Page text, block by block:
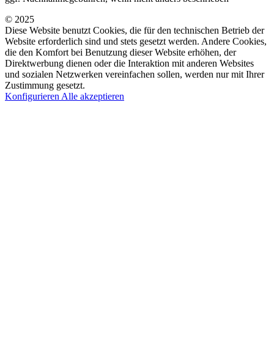
© 2025
Diese Website benutzt Cookies, die für den technischen Betrieb der
Website erforderlich sind und stets gesetzt werden. Andere Cookies,
die den Komfort bei Benutzung dieser Website erhöhen, der
Direktwerbung dienen oder die Interaktion mit anderen Websites
und sozialen Netzwerken vereinfachen sollen, werden nur mit Ihrer
Zustimmung gesetzt.
Konfigurieren Alle akzeptieren